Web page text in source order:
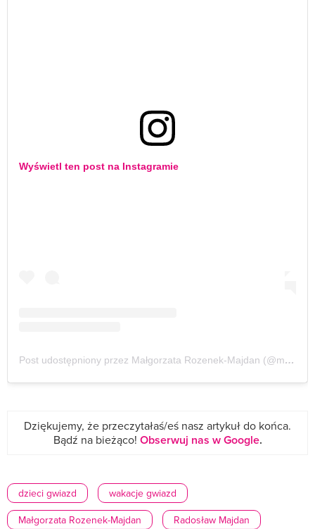
Wyświetl ten post na Instagramie
Post udostępniony przez Małgorzata Rozenek-Majdan (@m_rozenek)
Dziękujemy, że przeczytałaś/eś nasz artykuł do końca.
Bądź na bieżąco! Obserwuj nas w Google.
dzieci gwiazd
wakacje gwiazd
Małgorzata Rozenek-Majdan
Radosław Majdan